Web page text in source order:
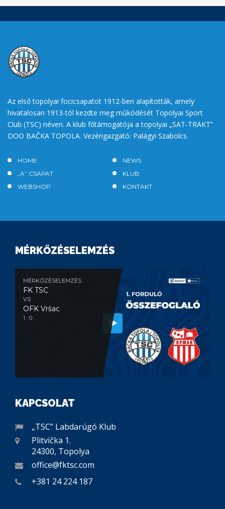
Az első topolyai focicsapatot 1912-ben alapították, amely
hivatalosan 1913-tól kezdte meg működését Topolyai Sport
Club (TSC) néven. A klub főtámogatója a topolyai „SAT-TRAKT”
DOO BAČKA TOPOLA. Vezérigazgató: Palágyi Szabolcs.
HOME
NEWS
„A” CSAPAT
KLUB
WEBSHOP
KONTAKT
MÉRKŐZÉSELEMZÉS
MÉRKŐZÉSELEMZÉS
FK TSC
VS
OFK Vršac
1 : 0
KAPCSOLAT
„TSC” Labdarúgó Klub
Plitvička 1.
24300, Topolya
office@fktsc.com
+381 24 224 187